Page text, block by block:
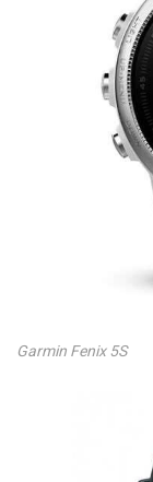
Garmin Fenix 5S